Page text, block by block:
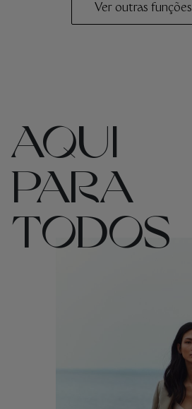
Ver outras funções
AQUI
PARA
TODOS